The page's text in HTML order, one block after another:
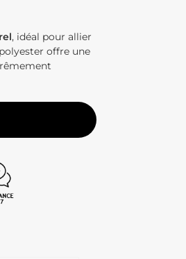
, idéal pour allier
offre une